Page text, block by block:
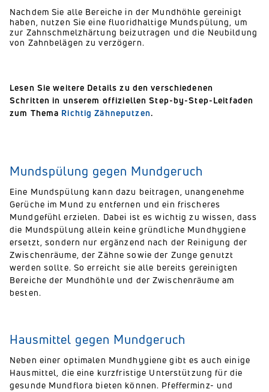
Nachdem Sie alle Bereiche in der Mundhöhle gereinigt
haben, nutzen Sie eine fluoridhaltige Mundspülung, um
zur Zahnschmelzhärtung beizutragen und die Neubildung
von Zahnbelägen zu verzögern.
Lesen Sie weitere Details zu den verschiedenen
Schritten in unserem offiziellen Step-by-Step-Leitfaden
zum Thema Richtig Zähneputzen.
Mundspülung gegen Mundgeruch
Eine Mundspülung kann dazu beitragen, unangenehme
Gerüche im Mund zu entfernen und ein frischeres
Mundgefühl erzielen. Dabei ist es wichtig zu wissen, dass
die Mundspülung allein keine gründliche Mundhygiene
ersetzt, sondern nur ergänzend nach der Reinigung der
Zwischenräume, der Zähne sowie der Zunge genutzt
werden sollte. So erreicht sie alle bereits gereinigten
Bereiche der Mundhöhle und der Zwischenräume am
besten.
Hausmittel gegen Mundgeruch
Neben einer optimalen Mundhygiene gibt es auch einige
Hausmittel, die eine kurzfristige Unterstützung für die
gesunde Mundflora bieten können. Pfefferminz- und